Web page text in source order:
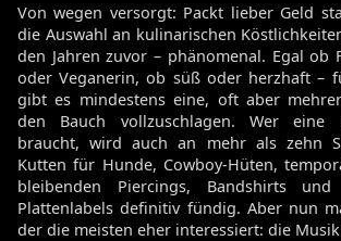
Von wegen versorgt: Packt lieber Geld
die Auswahl an kulinarischen
den Jahren zuvor – phänomenal. Egal ob
oder Veganerin, ob süß oder herzhaft –
gibt es mindestens eine, oft aber
den Bauch vollzuschlagen. Wer eine
braucht, wird auch an mehr als zehn
Kutten für Hunde, Cowboy-Hüten,
bleibenden Piercings, Bandshirts
Plattenlabels definitiv fündig. Aber nun
der die meisten eher interessiert: die